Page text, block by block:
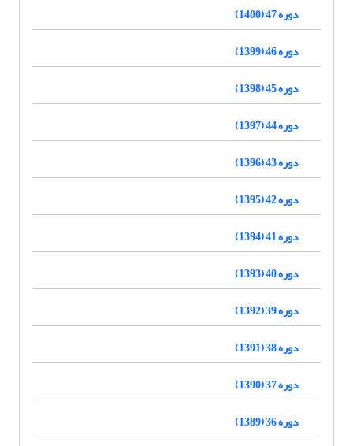
دوره 47 (1400)
دوره 46 (1399)
دوره 45 (1398)
دوره 44 (1397)
دوره 43 (1396)
دوره 42 (1395)
دوره 41 (1394)
دوره 40 (1393)
دوره 39 (1392)
دوره 38 (1391)
دوره 37 (1390)
دوره 36 (1389)